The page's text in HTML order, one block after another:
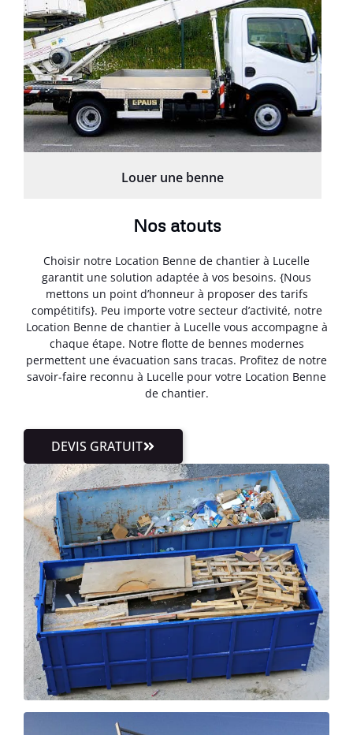
Louer une benne
Nos atouts
Choisir notre Location Benne de chantier à Lucelle
garantit une solution adaptée à vos besoins. {Nous
mettons un point d’honneur à proposer des tarifs
compétitifs}. Peu importe votre secteur d’activité, notre
Location Benne de chantier à Lucelle vous accompagne à
chaque étape. Notre flotte de bennes modernes
permettent une évacuation sans tracas. Profitez de notre
savoir-faire reconnu à Lucelle pour votre Location Benne
de chantier.
DEVIS GRATUIT